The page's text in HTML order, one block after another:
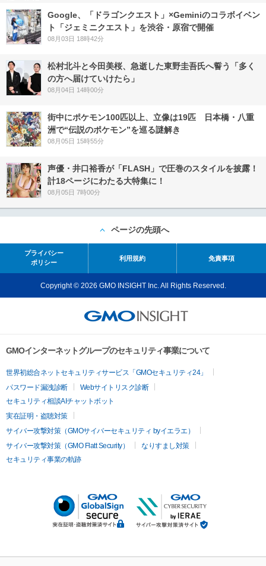
Google、「ドラゴンクエスト」×Geminiのコラボイベン
ト「ジェミニクエスト」を渋谷・原宿で開催
08月03日 18時42分
松村北斗と今田美桜、急逝した東野圭吾氏へ誓う「多く
の方へ届けていけたら」
08月04日 14時00分
街中にポケモン100匹以上、立像は19匹 日本橋・八重
洲で“伝説のポケモン”を巡る謎解き
08月05日 15時55分
声優・井口裕香が「FLASH」で圧巻のスタイルを披露！
計18ページにわたる大特集に！
08月05日 7時00分
ページの先頭へ
プライバシー
ポリシー
利用規約 免責事項
Copyright © 2026 GMO INSIGHT Inc. All Rights Reserved.
GMOインターネットグループのセキュリティ事業について
世界初総合ネットセキュリティサービス「GMOセキュリティ24」
パスワード漏洩診断
Webサイトリスク診断
セキュリティ相談AIチャットボット
実在証明・盗聴対策
サイバー攻撃対策（GMOサイバーセキュリティ byイエラエ）
サイバー攻撃対策（GMO Flatt Security）
なりすまし対策
セキュリティ事業の軌跡